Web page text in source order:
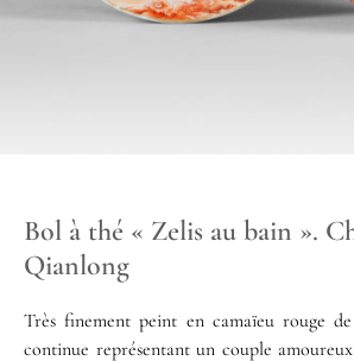
Bol à thé « Zelis au bain ».
Qianlong
Très finement peint en camaïeu rouge
continue représentant un couple